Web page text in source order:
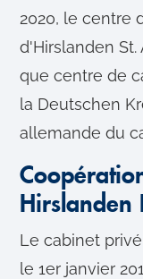
2020, le centre
d'Hirslanden
que centre de
la Deutschen
allemande du
Hirslanden
Le cabinet
le 1er janvier